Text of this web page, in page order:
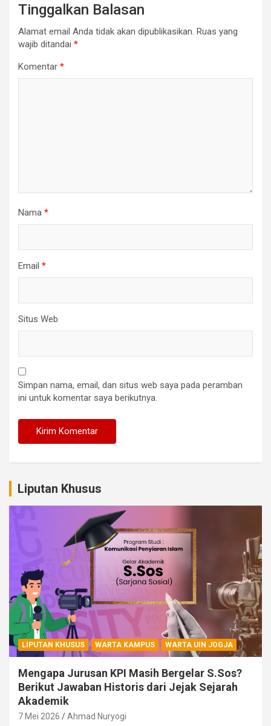
Tinggalkan Balasan
Alamat email Anda tidak akan dipublikasikan. Ruas yang
wajib ditandai *
Komentar *
Nama *
Email *
Situs Web
Simpan nama, email, dan situs web saya pada peramban
ini untuk komentar saya berikutnya.
Liputan Khusus
LIPUTAN KHUSUS WARTA KAMPUS WARTA UIN JOGJA
Mengapa Jurusan KPI Masih Bergelar S.Sos?
Berikut Jawaban Historis dari Jejak Sejarah
Akademik
7 Mei 2026 Ahmad Nuryogi